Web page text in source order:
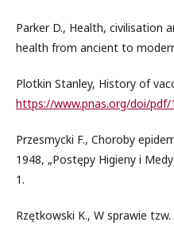
Parker D., Health, civilisation
health from ancient to
Plotkin Stanley, History of
https://www.pnas.org/doi/pdf/
Przesmycki F., Choroby
1948, „Postępy Higieny i
1.
Rzętkowski K., W sprawie